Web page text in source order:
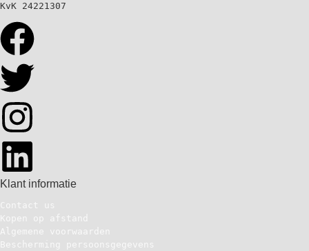
KvK 24221307
Klant informatie
Contact us
Kopen op afstand
Algemene voorwaarden
Bescherming persoonsgegevens